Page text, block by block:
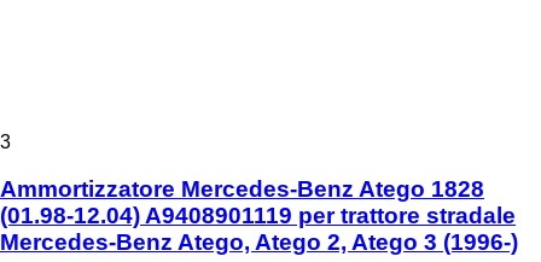
3
Ammortizzatore Mercedes-Benz Atego 1828
(01.98-12.04) A9408901119 per trattore stradale
Mercedes-Benz Atego, Atego 2, Atego 3 (1996-)